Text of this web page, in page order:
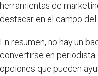
herramientas de
destacar en el campo
En resumen, no hay un
convertirse en periodista
opciones que pueden